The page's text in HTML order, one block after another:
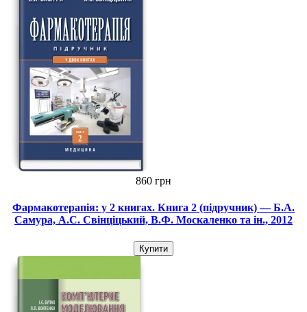
860 грн
Фармакотерапія: у 2 книгах. Книга 2 (підручник) — Б.А.
Самура, А.С. Свінціцький, В.Ф. Москаленко та ін., 2012
Купити